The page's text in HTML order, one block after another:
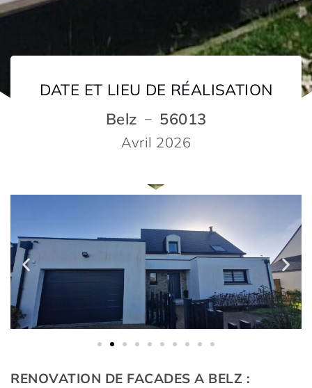
DATE ET LIEU DE RÉALISATION
Belz – 56013
Avril 2026
RENOVATION DE FACADES A BELZ :